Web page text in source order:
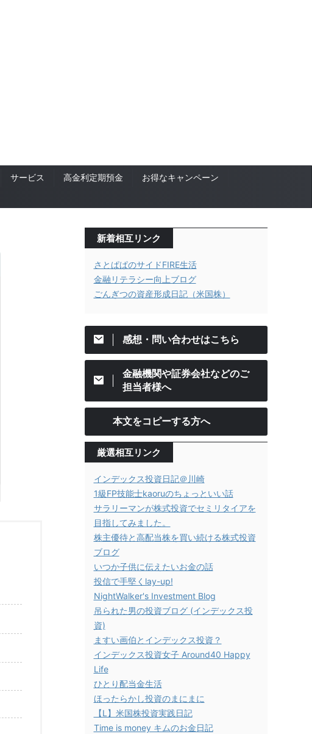
サービス 高金利定期預金
お得なキャンペーン
新着相互リンク
さとぱぱのサイドFIRE生活
金融リテラシー向上ブログ
ごんぎつの資産形成日記（米国株）
感想・問い合わせはこちら
金融機関や証券会社などのご
担当者様へ
本文をコピーする方へ
厳選相互リンク
インデックス投資日記＠川崎
1級FP技能士kaoruのちょっといい話
サラリーマンが株式投資でセミリタイアを
目指してみました。
株主優待と高配当株を買い続ける株式投資
ブログ
いつか子供に伝えたいお金の話
投信で手堅くlay-up!
NightWalker's Investment Blog
吊られた男の投資ブログ (インデックス投
資)
ますい画伯とインデックス投資？
インデックス投資女子 Around40 Happy
Life
ひとり配当金生活
ほったらかし投資のまにまに
【L】米国株投資実践日記
Time is money キムのお金日記